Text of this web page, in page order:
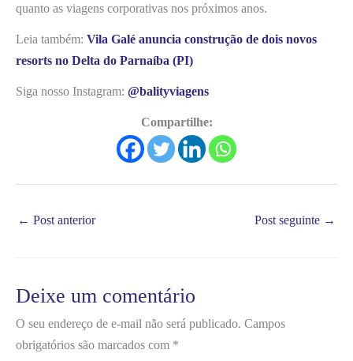
quanto as viagens corporativas nos próximos anos.
Leia também: Vila Galé anuncia construção de dois novos
resorts no Delta do Parnaíba (PI)
Siga nosso Instagram: @balityviagens
Compartilhe:
← Post anterior Post seguinte →
Deixe um comentário
O seu endereço de e-mail não será publicado. Campos
obrigatórios são marcados com *